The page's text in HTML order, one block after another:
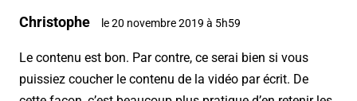
Christophe le 20 novembre 2019 à 5h59
Le contenu est bon. Par contre, ce serai bien si vous
puissiez coucher le contenu de la vidéo par écrit. De